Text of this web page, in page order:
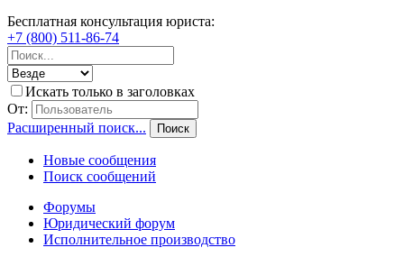
Бесплатная консультация юриста:
+7 (800) 511-86-74
Искать только в заголовках
От:
Расширенный поиск...
Поиск
Новые сообщения
Поиск сообщений
Форумы
Юридический форум
Исполнительное производство